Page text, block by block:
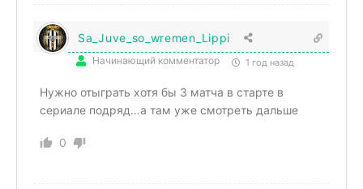
Sa_Juve_so_wremen_Lippi
Начинающий комментатор 1 год назад
Нужно отыграть хотя бы 3 матча в старте в
сериале подряд…а там уже смотреть дальше
0